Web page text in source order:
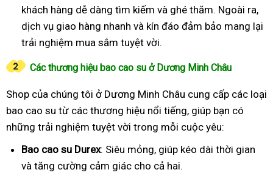
khách hàng dễ dàng tìm kiếm và ghé thăm. Ngoài ra,
dịch vụ giao hàng nhanh và kín đáo đảm bảo mang lại
trải nghiệm mua sắm tuyệt vời.
Các thương hiệu bao cao su ở Dương Minh Châu
Shop của chúng tôi ở Dương Minh Châu cung cấp các loại
bao cao su từ các thương hiệu nổi tiếng, giúp bạn có
những trải nghiệm tuyệt vời trong mỗi cuộc yêu:
Bao cao su Durex: Siêu mỏng, giúp kéo dài thời gian
và tăng cường cảm giác cho cả hai.